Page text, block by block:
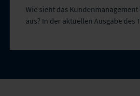
Wie sieht das
aus? In der aktuellen Ausgabe des